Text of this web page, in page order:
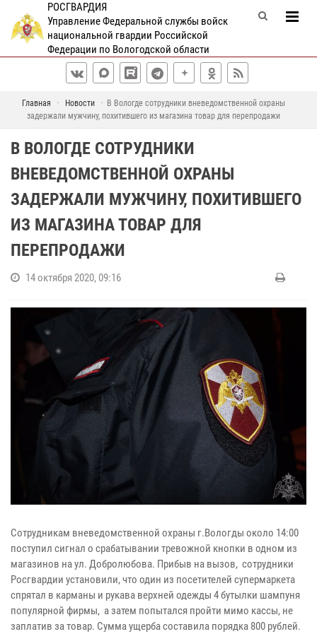
РОСГВАРДИЯ
Управление Федеральной службы войск
национальной гвардии Российской
Федерации по Вологодской области
Главная Новости
В Вологде сотрудники вневедомственной охраны
задержали мужчину, похитившего из магазина товар для перепродажи
В ВОЛОГДЕ СОТРУДНИКИ
ВНЕВЕДОМСТВЕННОЙ ОХРАНЫ
ЗАДЕРЖАЛИ МУЖЧИНУ, ПОХИТИВШЕГО
ИЗ МАГАЗИНА ТОВАР ДЛЯ
ПЕРЕПРОДАЖИ
14 октября 2020, 09:16
Сотрудникам вневедомственной охраны г.Вологды около 14:00
поступил сигнал о срабатывании тревожной кнопки в одном из
магазинов на ул. Добролюбова. Прибыв на вызов, сотрудники
Росгвардии установили, что один из посетителей супермаркета
спрятал в карманы и рукава верхней одежды 4 бутылки шампуня
популярной фирмы, а затем попытался пройти мимо кассы, не
заплатив за товар. Сумма ущерба составила порядка 800 рублей.